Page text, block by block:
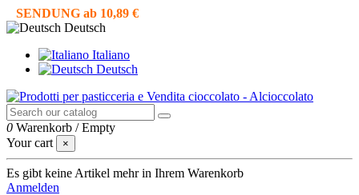
SENDUNG ab 10,89 €
Deutsch
Italiano
Deutsch
0 Warenkorb /Empty
Your cart
×
Es gibt keine Artikel mehr in Ihrem Warenkorb
Anmelden